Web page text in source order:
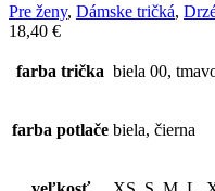
Pre ženy, Dámske tričká,
18,40 €
farba trička biela 00,
farba potlače biela, čierna